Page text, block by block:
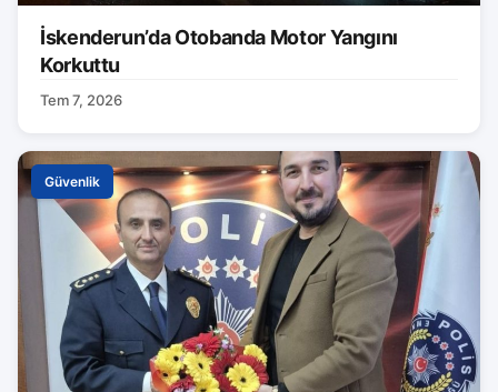
İskenderun’da Otobanda Motor Yangını
Korkuttu
Tem 7, 2026
Güvenlik